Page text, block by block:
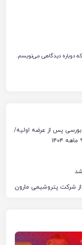
دوباره دیدگاهی می‌نویسم.
پس از عرضه اولیه/
شد
شرکت پتروشیمی مارون